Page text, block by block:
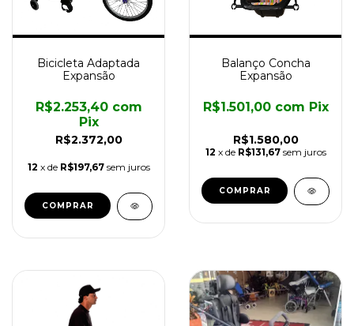
Bicicleta Adaptada
Expansão
R$2.372,00
R$2.253,40 com
Pix
12 x de R$197,67 sem juros
COMPRAR
Balanço Concha
Expansão
R$1.580,00
R$1.501,00 com Pix
12 x de R$131,67 sem juros